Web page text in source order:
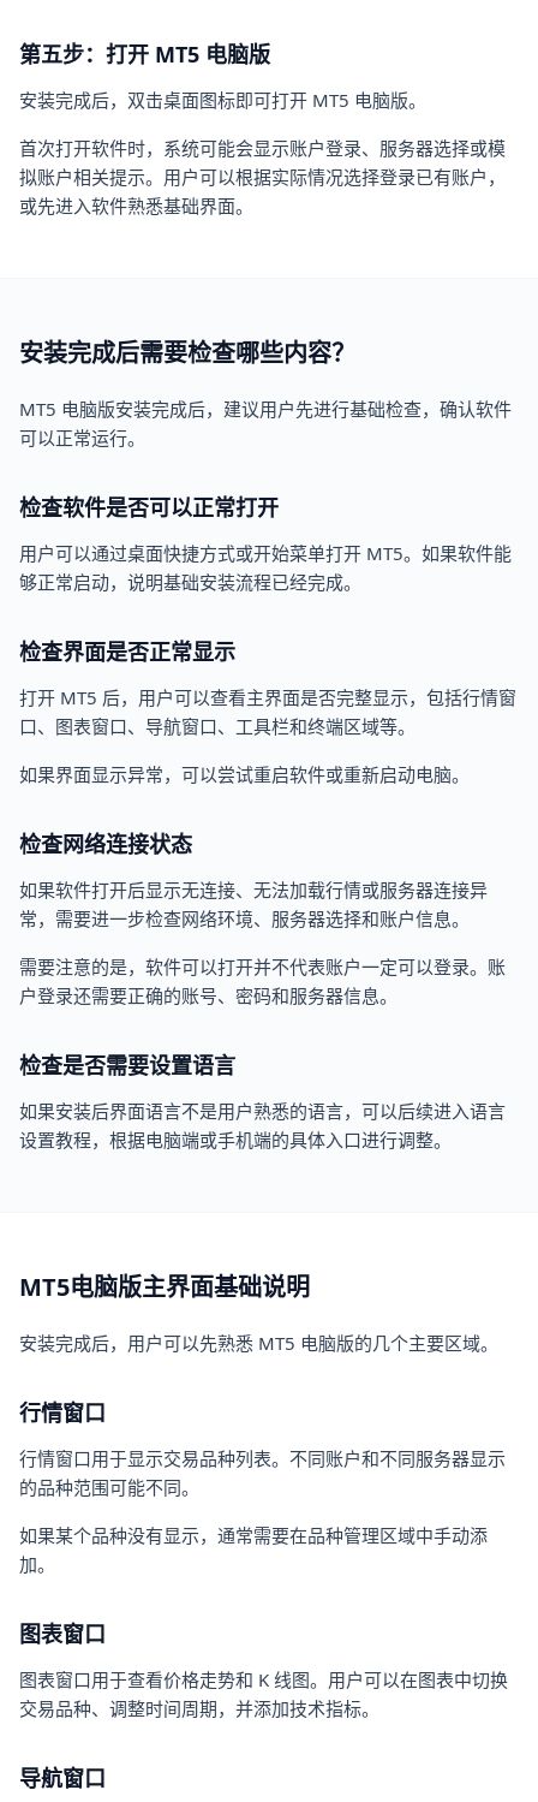
第五步：打开 MT5 电脑版
安装完成后，双击桌面图标即可打开 MT5 电脑版。
首次打开软件时，系统可能会显示账户登录、服务器选择或模
拟账户相关提示。用户可以根据实际情况选择登录已有账户，
或先进入软件熟悉基础界面。
安装完成后需要检查哪些内容？
MT5 电脑版安装完成后，建议用户先进行基础检查，确认软件
可以正常运行。
检查软件是否可以正常打开
用户可以通过桌面快捷方式或开始菜单打开 MT5。如果软件能
够正常启动，说明基础安装流程已经完成。
检查界面是否正常显示
打开 MT5 后，用户可以查看主界面是否完整显示，包括行情窗
口、图表窗口、导航窗口、工具栏和终端区域等。
如果界面显示异常，可以尝试重启软件或重新启动电脑。
检查网络连接状态
如果软件打开后显示无连接、无法加载行情或服务器连接异
常，需要进一步检查网络环境、服务器选择和账户信息。
需要注意的是，软件可以打开并不代表账户一定可以登录。账
户登录还需要正确的账号、密码和服务器信息。
检查是否需要设置语言
如果安装后界面语言不是用户熟悉的语言，可以后续进入语言
设置教程，根据电脑端或手机端的具体入口进行调整。
MT5电脑版主界面基础说明
安装完成后，用户可以先熟悉 MT5 电脑版的几个主要区域。
行情窗口
行情窗口用于显示交易品种列表。不同账户和不同服务器显示
的品种范围可能不同。
如果某个品种没有显示，通常需要在品种管理区域中手动添
加。
图表窗口
图表窗口用于查看价格走势和 K 线图。用户可以在图表中切换
交易品种、调整时间周期，并添加技术指标。
导航窗口